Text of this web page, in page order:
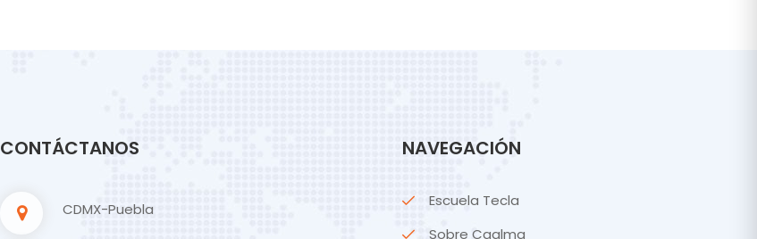
CONTÁCTANOS
CDMX-Puebla
NAVEGACIÓN
Escuela Tecla
Sobre Cgalma